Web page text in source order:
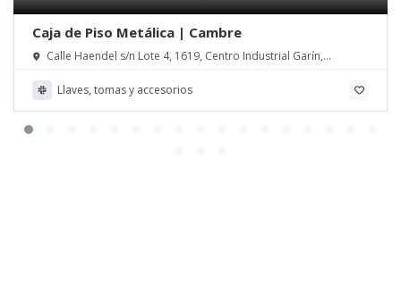
Caja de Piso Metálica | Cambre
Calle Haendel s/n Lote 4, 1619, Centro Industrial Garín,
Llaves, tomas y accesorios